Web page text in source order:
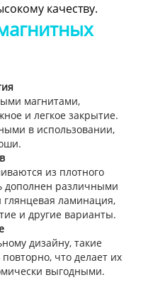
качеству.
магнитами,
и легкое закрытие.
в использовании,
из плотного
дополнен различными
глянцевая ламинация,
и другие варианты.
дизайну, такие
что делает их
выгодными.